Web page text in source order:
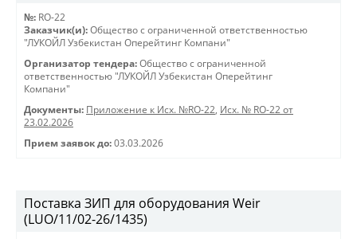
№: RO-22
Заказчик(и): Общество с ограниченной ответственностью
"ЛУКОЙЛ Узбекистан Оперейтинг Компани"
Организатор тендера: Общество с ограниченной
ответственностью "ЛУКОЙЛ Узбекистан Оперейтинг
Компани"
Документы: Приложение к Исх. №RO-22, Исх. № RO-22 от
23.02.2026
Прием заявок до: 03.03.2026
Поставка ЗИП для оборудования Weir
(LUO/11/02-26/1435)